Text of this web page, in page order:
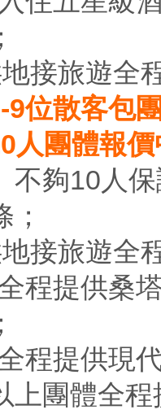
接旅遊全
9位散客包
人團體報
不夠10人
地接旅遊全
提供桑塔
提供現代
體全程